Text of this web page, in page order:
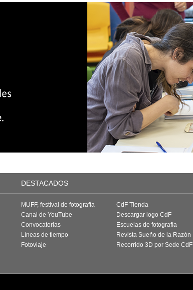
DESTACADOS
MUFF, festival de fotografía
Canal de YouTube
Convocatorias
Líneas de tiempo
Fotoviaje
CdF Tienda
Descargar logo CdF
Escuelas de fotografía
Revista Sueño de la Razón
Recorrido 3D por Sede CdF